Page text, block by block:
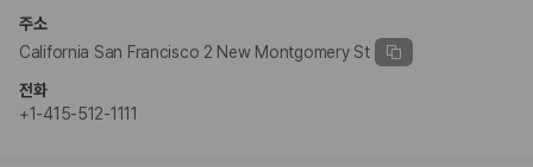
주소
California San Francisco 2 New Montgomery St
전화
+1-415-512-1111